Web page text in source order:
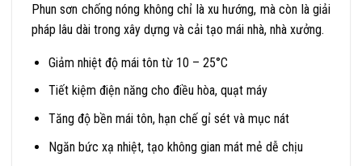
Phun sơn chống nóng không chỉ là xu hướng, mà còn là giải
pháp lâu dài trong xây dựng và cải tạo mái nhà, nhà xưởng.
Giảm nhiệt độ mái tôn từ 10 – 25°C
Tiết kiệm điện năng cho điều hòa, quạt máy
Tăng độ bền mái tôn, hạn chế gỉ sét và mục nát
Ngăn bức xạ nhiệt, tạo không gian mát mẻ dễ chịu